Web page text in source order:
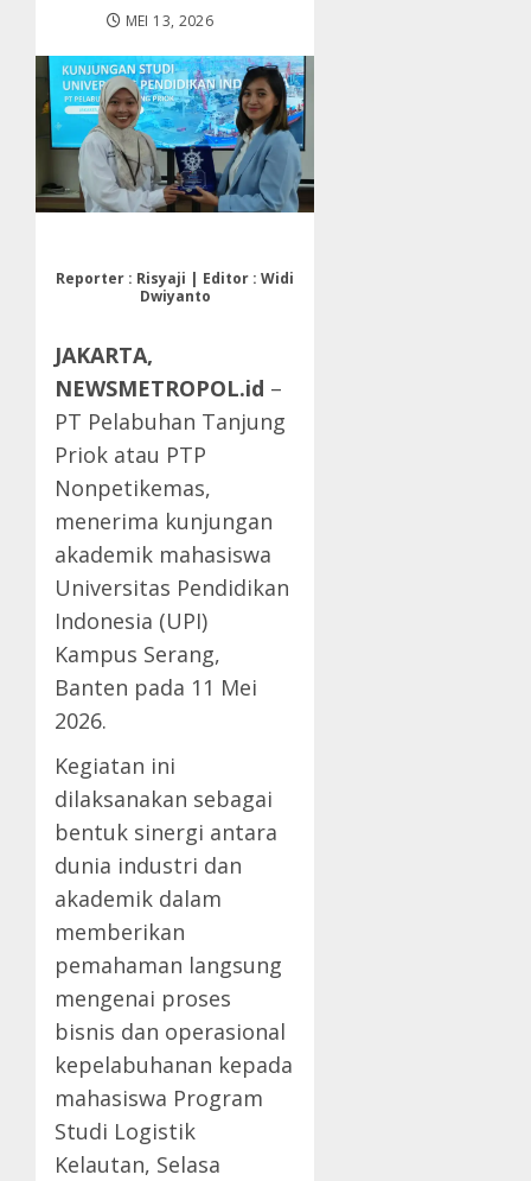
MEI 13, 2026
Reporter : Risyaji | Editor : Widi
Dwiyanto
JAKARTA,
NEWSMETROPOL.id –
PT Pelabuhan Tanjung
Priok atau PTP
Nonpetikemas,
menerima kunjungan
akademik mahasiswa
Universitas Pendidikan
Indonesia (UPI)
Kampus Serang,
Banten pada 11 Mei
2026.
Kegiatan ini
dilaksanakan sebagai
bentuk sinergi antara
dunia industri dan
akademik dalam
memberikan
pemahaman langsung
mengenai proses
bisnis dan operasional
kepelabuhanan kepada
mahasiswa Program
Studi Logistik
Kelautan, Selasa